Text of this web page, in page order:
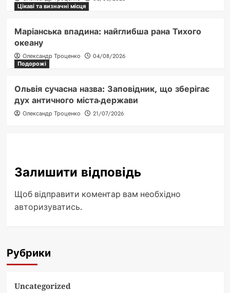
Цікаві та визначні місця
Маріанська впадина: найглибша рана Тихого
океану
Олександр Троценко
04/08/2026
Подорожі
Ольвія сучасна назва: Заповідник, що зберігає
дух античного міста-держави
Олександр Троценко 21/07/2026
Залишити відповідь
Щоб відправити коментар вам необхідно
авторизуватись.
Рубрики
Uncategorized